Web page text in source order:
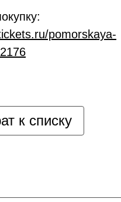
pomorskaya-
к списку